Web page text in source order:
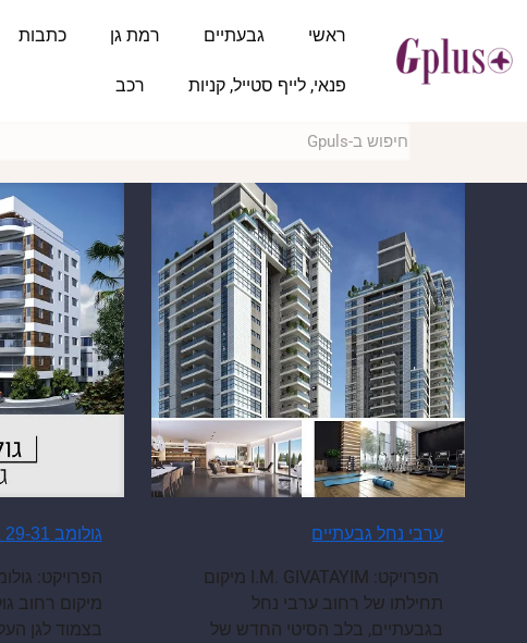
ראשי גבעתיים רמת גן כתבות
פנאי, לייף סטייל, קניות רכב
ערבי נחל גבעתיים
הפרויקט: I.M. GIVATAYIM מיקום
תחילתו של רחוב ערבי נחל
בגבעתיים, בלב הסיטי החדש של
גולומב 29-31 גבעתיים
בצמוד לגן